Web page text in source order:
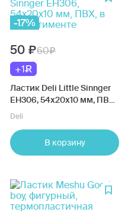
-17%
50
60
+1
Ластик Deli Little Sinnger
EH306, 54х20х10 мм, ПВХ,
в ассортименте
Deli
В корзину